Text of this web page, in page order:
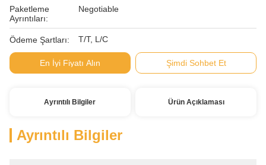
Paketleme
Ayrıntıları:
Negotiable
Ödeme Şartları: T/T, L/C
En İyi Fiyatı Alın Şimdi Sohbet Et
Ayrıntılı Bilgiler Ürün Açıklaması
Ayrıntılı Bilgiler